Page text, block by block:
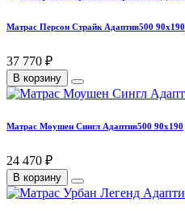
Матрас Персон Страйк Адаптив500 90х190
37 770 ₽
В корзину
Матрас Моушен Сингл Адаптив500 90х190
24 470 ₽
В корзину